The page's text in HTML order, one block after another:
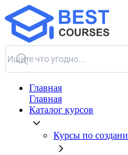
Главная
Главная
Каталог курсов
Курсы по